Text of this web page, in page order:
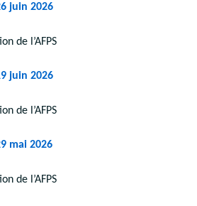
juin 2026
de l’AFPS
juin 2026
de l’AFPS
mai 2026
de l’AFPS